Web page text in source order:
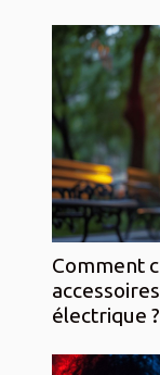
Comment
électrique ?